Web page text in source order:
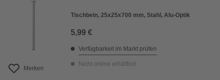
Merken
Tischbein, 25x25x700 mm, Stahl, Alu-Optik
5,99 €
Verfügbarkeit im Markt prüfen
Nicht online erhältlich